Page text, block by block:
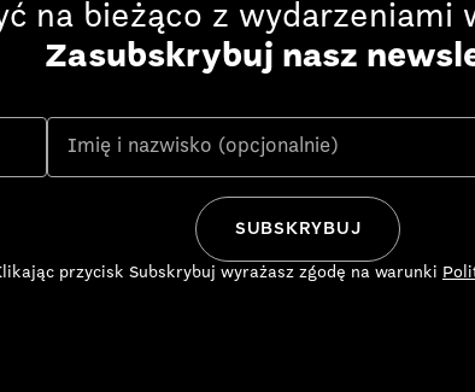
na bieżąco z wydarzeniami
Zasubskrybuj nasz
przycisk Subskrybuj wyrażasz zgodę na warunki